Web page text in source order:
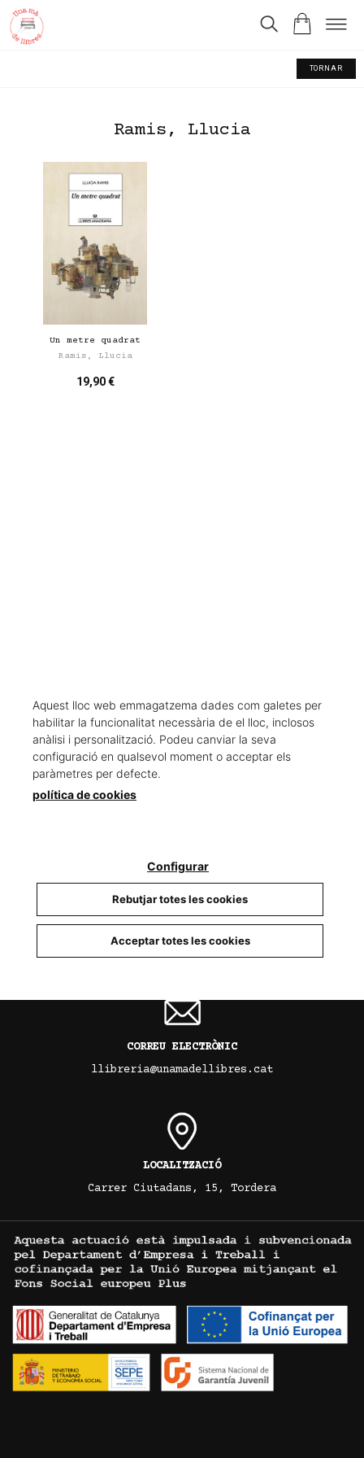
TORNAR
Ramis, Llucia
Un metre quadrat
Ramis, Llucia
19,90 €
INSTAGRAM
@llibreria_unamadellibres
CORREU ELECTRÒNIC
llibreria@unamadellibres.cat
LOCALITZACIÓ
Carrer Ciutadans, 15, Tordera
Aquest lloc web emmagatzema dades com galetes per
habilitar la funcionalitat necessària de el lloc, inclosos
anàlisi i personalització. Podeu canviar la seva
configuració en qualsevol moment o acceptar els
paràmetres per defecte.
política de cookies
Configurar
Rebutjar totes les cookies
Acceptar totes les cookies